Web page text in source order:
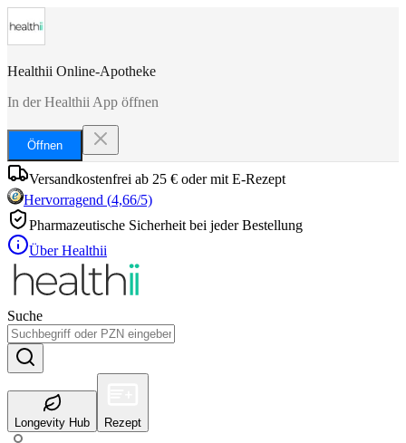
Healthii Online-Apotheke
In der Healthii App öffnen
Öffnen
Versandkostenfrei ab 25 € oder mit E-Rezept
Hervorragend (4,66/5)
Pharmazeutische Sicherheit bei jeder Bestellung
Über Healthii
Suche
Longevity Hub Rezept